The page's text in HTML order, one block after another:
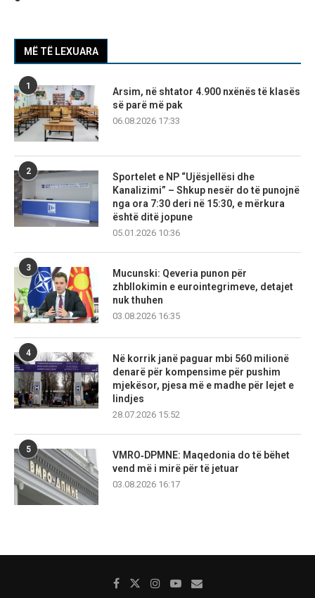
MË TË LEXUARA
1
Arsim, në shtator 4.900 nxënës të klasës
së parë më pak
06.08.2026 17:33
2
Sportelet e NP “Ujësjellësi dhe
Kanalizimi” – Shkup nesër do të punojnë
nga ora 7:30 deri në 15:30, e mërkura
është ditë jopune
05.01.2026 10:36
3
Mucunski: Qeveria punon për
zhbllokimin e eurointegrimeve, detajet
nuk thuhen
03.08.2026 16:35
4
Në korrik janë paguar mbi 560 milionë
denarë për kompensime për pushim
mjekësor, pjesa më e madhe për lejet e
lindjes
28.07.2026 15:52
5
VMRO‑DPMNE: Maqedonia do të bëhet
vend më i mirë për të jetuar
03.08.2026 16:17